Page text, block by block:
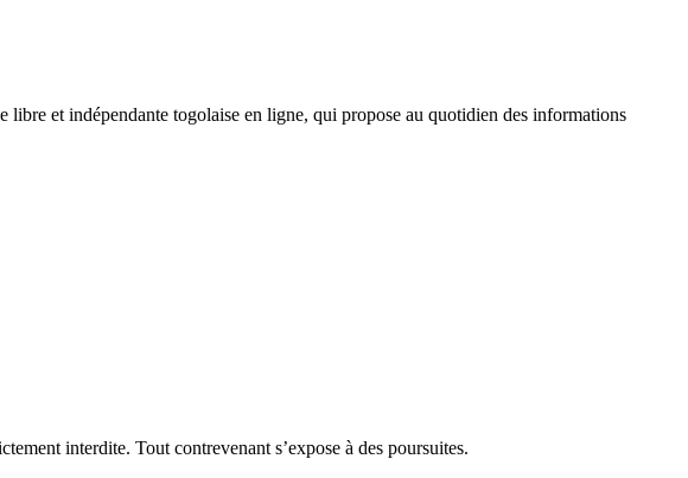
et indépendante togolaise en ligne, qui propose au quotidien des informations
interdite. Tout contrevenant s’expose à des poursuites.